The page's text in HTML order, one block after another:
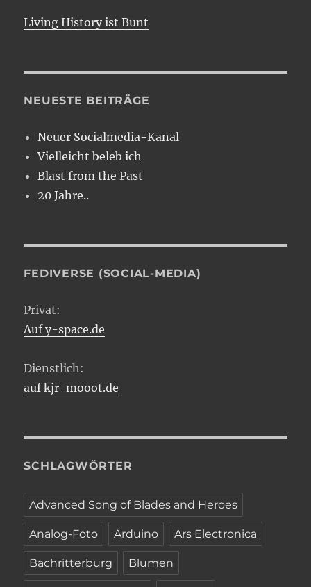
Living History ist Bunt
NEUESTE BEITRÄGE
Neuer Socialmedia-Kanal
Vielleicht beleb ich
Blast from the Past
20 Jahre..
FEDIVERSE (SOCIAL-MEDIA)
Privat:
Auf y-space.de
Dienstlich:
auf kjr-mooot.de
SCHLAGWÖRTER
Advanced Song of Blades and Heroes
Analog-Foto Arduino Ars Electronica
Bachritterburg Blumen